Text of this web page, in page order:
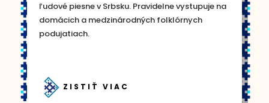
ľudové piesne v Srbsku. Pravidelne vystupuje na
domácich a medzinárodných folklórnych
podujatiach.
ZISTIŤ VIAC